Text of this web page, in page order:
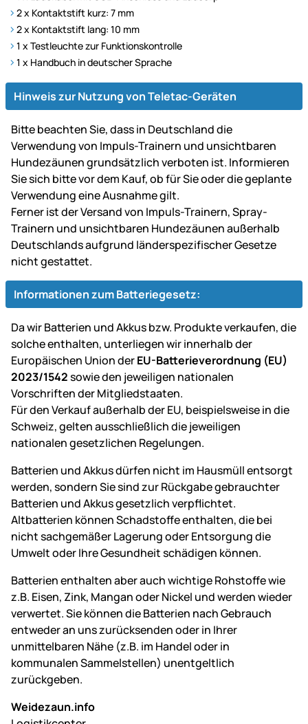
2 x Kontaktstift kurz: 7 mm
2 x Kontaktstift lang: 10 mm
1 x Testleuchte zur Funktionskontrolle
1 x Handbuch in deutscher Sprache
Hinweis zur Nutzung von Teletac-Geräten
Bitte beachten Sie, dass in Deutschland die
Verwendung von Impuls-Trainern und unsichtbaren
Hundezäunen grundsätzlich verboten ist. Informieren
Sie sich bitte vor dem Kauf, ob für Sie oder die geplante
Verwendung eine Ausnahme gilt.
Ferner ist der Versand von Impuls-Trainern, Spray-
Trainern und unsichtbaren Hundezäunen außerhalb
Deutschlands aufgrund länderspezifischer Gesetze
nicht gestattet.
Informationen zum Batteriegesetz:
Da wir Batterien und Akkus bzw. Produkte verkaufen, die
solche enthalten, unterliegen wir innerhalb der
Europäischen Union derEU-Batterieverordnung (EU)
2023/1542sowie den jeweiligen nationalen
Vorschriften der Mitgliedstaaten.
Für den Verkauf außerhalb der EU, beispielsweise in die
Schweiz, gelten ausschließlich die jeweiligen
nationalen gesetzlichen Regelungen.
Batterien und Akkus dürfen nicht im Hausmüll entsorgt
werden, sondern Sie sind zur Rückgabe gebrauchter
Batterien und Akkus gesetzlich verpflichtet.
Altbatterien können Schadstoffe enthalten, die bei
nicht sachgemäßer Lagerung oder Entsorgung die
Umwelt oder Ihre Gesundheit schädigen können.
Batterien enthalten aber auch wichtige Rohstoffe wie
z.B. Eisen, Zink, Mangan oder Nickel und werden wieder
verwertet. Sie können die Batterien nach Gebrauch
entweder an uns zurücksenden oder in Ihrer
unmittelbaren Nähe (z.B. im Handel oder in
kommunalen Sammelstellen) unentgeltlich
zurückgeben.
Weidezaun.info